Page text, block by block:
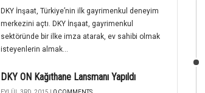
DKY İnşaat, Türkiye’nin ilk gayrimenkul deneyim
merkezini açtı. DKY İnşaat, gayrimenkul
sektöründe bir ilke imza atarak, ev sahibi olmak
isteyenlerin almak...
DKY ON Kağıthane Lansmanı Yapıldı